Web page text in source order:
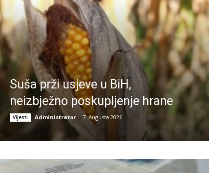
Suša prži usjeve u BiH,
neizbježno poskupljenje hrane
Vijesti Administrator - 7. Augusta 2026.